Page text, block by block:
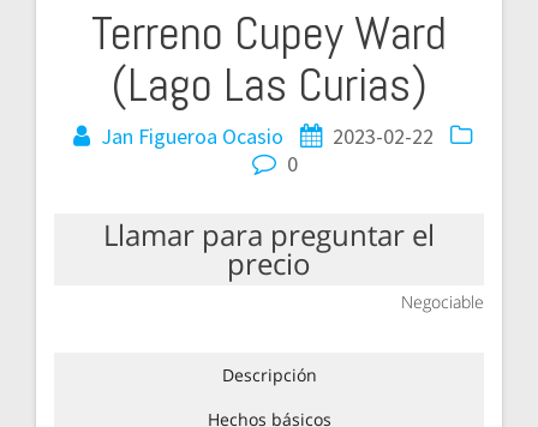
Terreno Cupey Ward
(Lago Las Curias)
Jan Figueroa Ocasio
2023-02-22
0
Llamar para preguntar el
precio
Negociable
Descripción
Hechos básicos
Navegación
entradas